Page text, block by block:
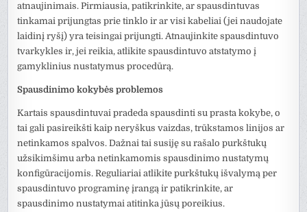
atnaujinimais. Pirmiausia, patikrinkite, ar spausdintuvas
tinkamai prijungtas prie tinklo ir ar visi kabeliai (jei naudojate
laidinį ryšį) yra teisingai prijungti. Atnaujinkite spausdintuvo
tvarkykles ir, jei reikia, atlikite spausdintuvo atstatymo į
gamyklinius nustatymus procedūrą.
Spausdinimo kokybės problemos
Kartais spausdintuvai pradeda spausdinti su prasta kokybe, o
tai gali pasireikšti kaip neryškus vaizdas, trūkstamos linijos ar
netinkamos spalvos. Dažnai tai susiję su rašalo purkštukų
užsikimšimu arba netinkamomis spausdinimo nustatymų
konfigūracijomis. Reguliariai atlikite purkštukų išvalymą per
spausdintuvo programinę įrangą ir patikrinkite, ar
spausdinimo nustatymai atitinka jūsų poreikius.